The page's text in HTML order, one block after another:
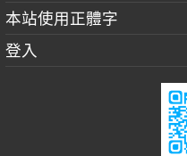
本站使用正體字
登入